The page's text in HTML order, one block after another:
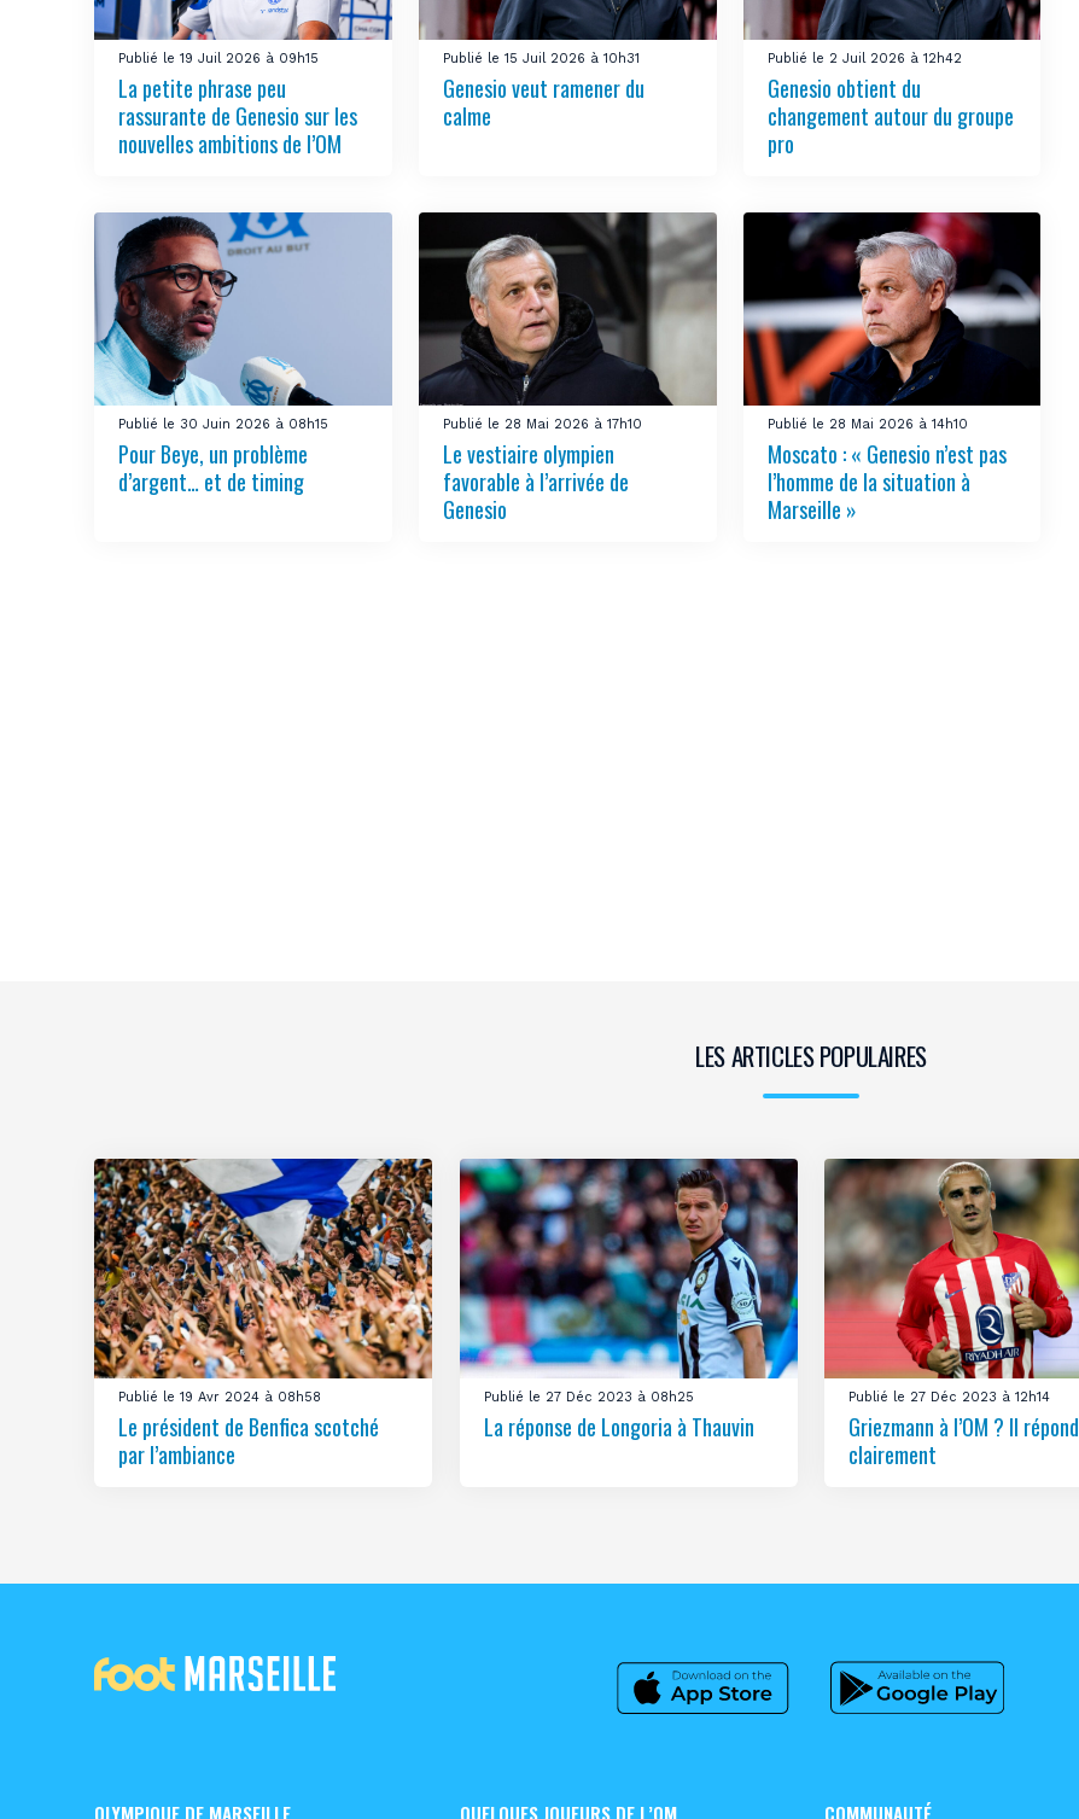
Publié le 19 Juil 2026 à 09h15
La petite phrase peu
rassurante de Genesio sur les
nouvelles ambitions de l’OM
Publié le 15 Juil 2026 à 10h31
Genesio veut ramener du
calme
Publié le 2 Juil 2026 à 12h42
Genesio obtient du
changement autour du groupe
pro
Publié le 30 Juin 2026 à 08h15
Pour Beye, un problème
d’argent… et de timing
Publié le 28 Mai 2026 à 17h10
Le vestiaire olympien
favorable à l’arrivée de
Genesio
Publié le 28 Mai 2026 à 14h10
Moscato : « Genesio n’est pas
l’homme de la situation à
Marseille »
LES ARTICLES POPULAIRES
Publié le 19 Avr 2024 à 08h58
Le président de Benfica scotché
par l’ambiance
Publié le 27 Déc 2023 à 08h25
La réponse de Longoria à Thauvin
Publié le 27 Déc 2023 à 12h14
Griezmann à l’OM ? Il répond
clairement
OLYMPIQUE DE MARSEILLE QUELQUES JOUEURS DE L’OM COMMUNAUTÉ